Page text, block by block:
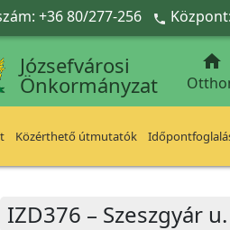
+36 80/277-256 
Józsefvárosi
Önkormányzat

Közérthető útmutatók
IZD376 – Szeszgyár